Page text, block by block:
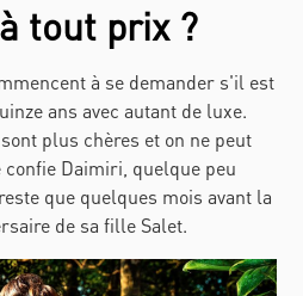
tout prix ?
à se demander s'il est
ans avec autant de luxe.
plus chères et on ne peut
confie Daimiri, quelque peu
que quelques mois avant la
de sa fille Salet.